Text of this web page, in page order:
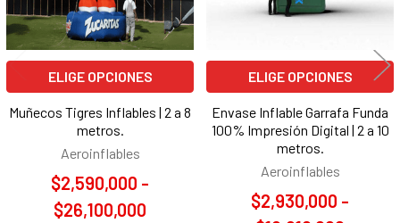
ELIGE OPCIONES
Muñecos Tigres Inflables | 2 a 8
metros.
Aeroinflables
$2,590,000 -
$26,100,000
ELIGE OPCIONES
Envase Inflable Garrafa Funda
100% Impresión Digital | 2 a 10
metros.
Aeroinflables
$2,930,000 -